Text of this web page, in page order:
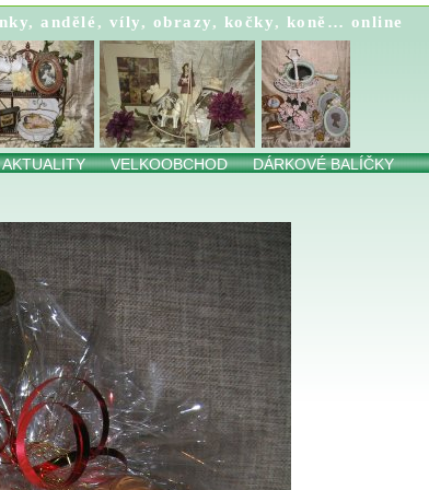
,andělé , víly, obrazy, kočky, koně… online
AKTUALITY VELKOOBCHOD DÁRKOVÉ BALÍČKY